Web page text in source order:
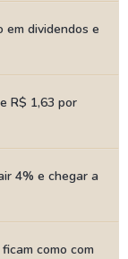
em dividendos e
R$ 1,63 por
4% e chegar a
como com